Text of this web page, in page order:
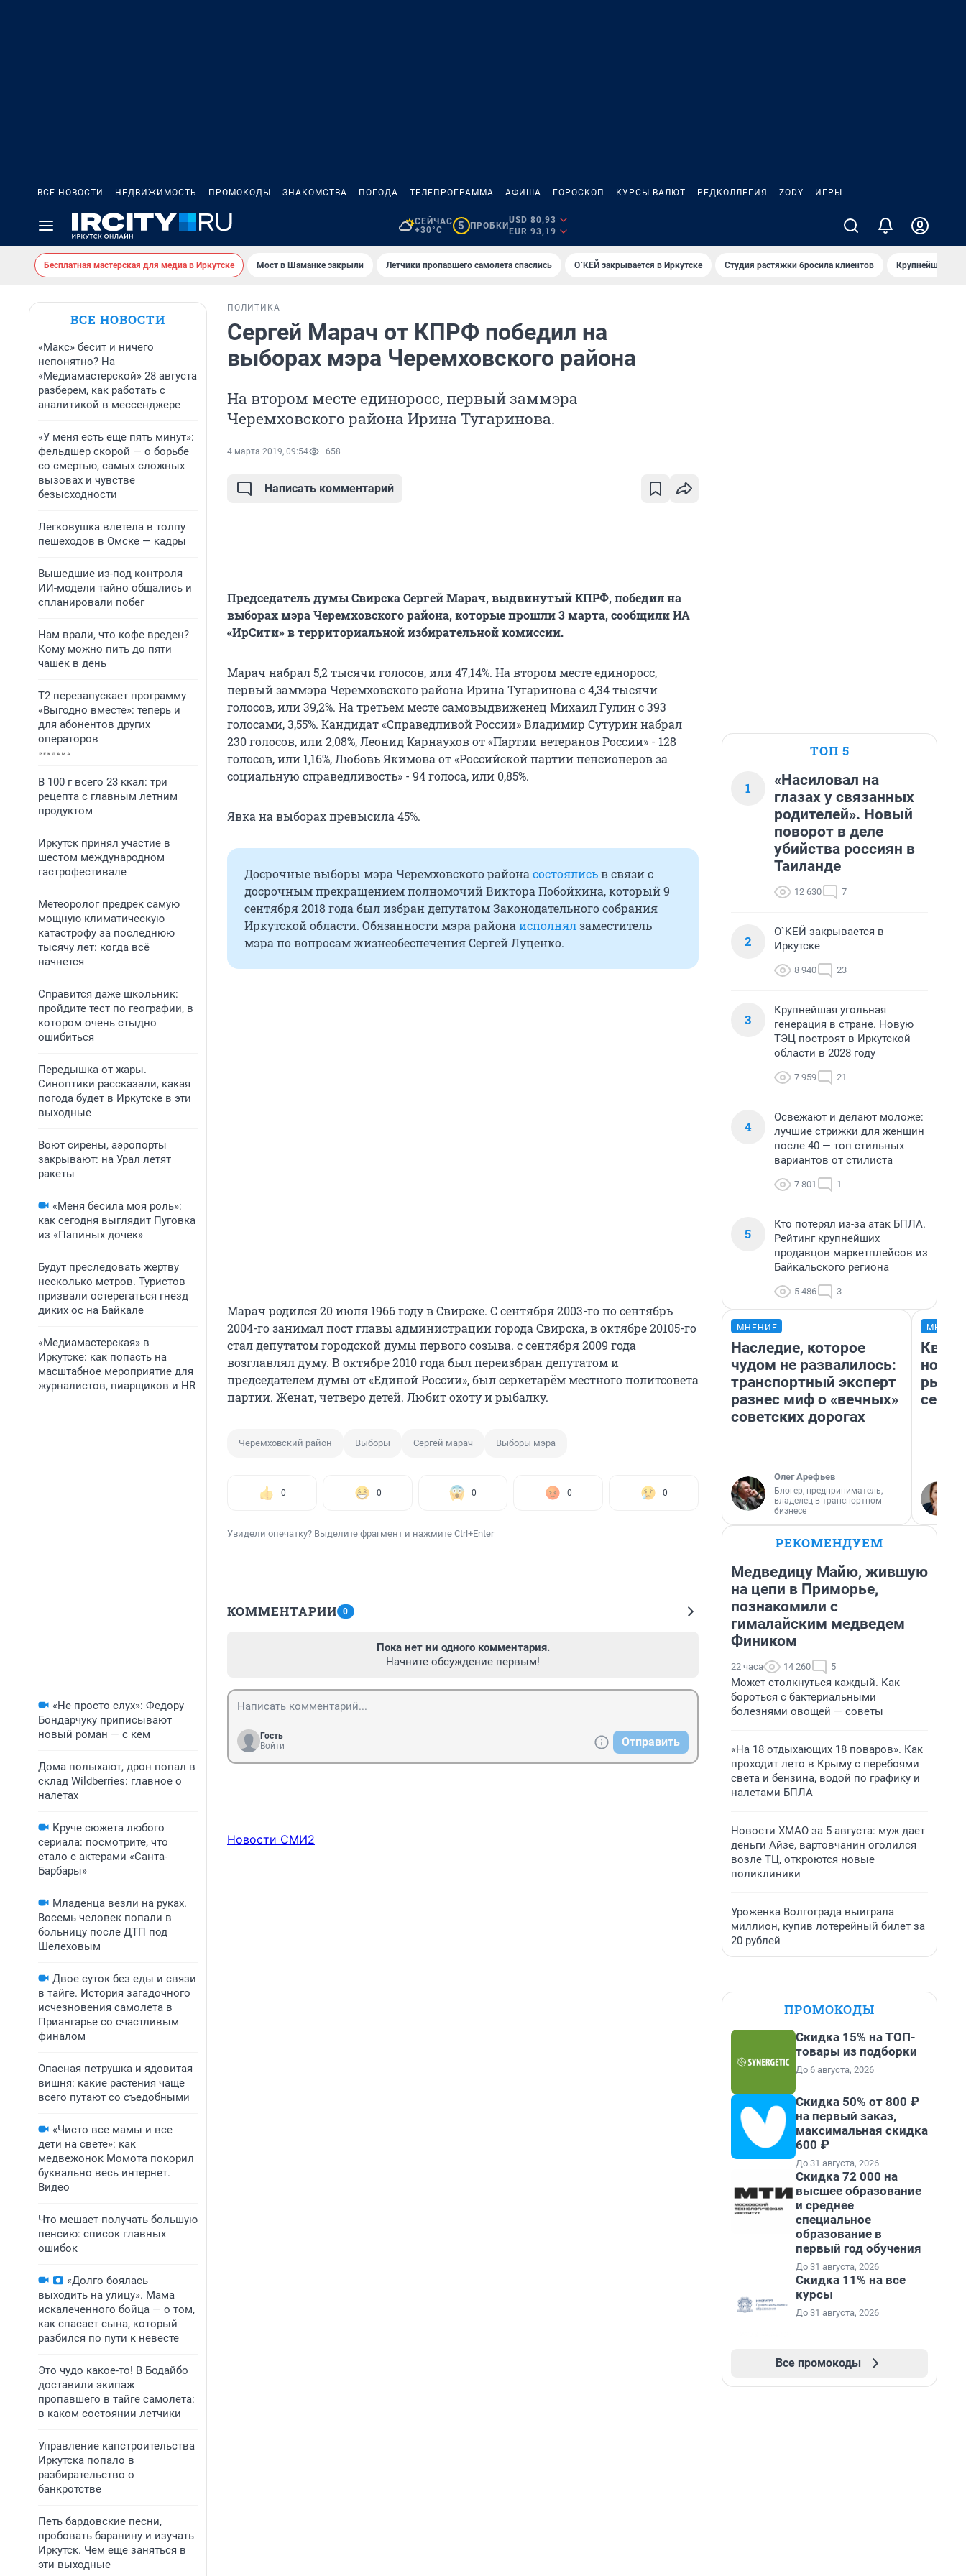
ВСЕ НОВОСТИ НЕДВИЖИМОСТЬ ПРОМОКОДЫ ЗНАКОМСТВА ПОГОДА ТЕЛЕПРОГРАММА АФИША ГОРОСКОП КУРСЫ ВАЛЮТ РЕДКОЛЛЕГИЯ ZODY ИГРЫ
СЕЙЧАС
+30°C
5 ПРОБКИ
USD 80,93
EUR 93,19
Бесплатная мастерская для медиа в Иркутске Мост в Шаманке закрыли Летчики пропавшего самолета спаслись О`КЕЙ закрывается в Иркутске Студия растяжки бросила клиентов Крупнейшие
ВСЕ НОВОСТИ
«Макс» бесит и ничего
непонятно? На
«Медиамастерской» 28 августа
разберем, как работать с
аналитикой в мессенджере
«У меня есть еще пять минут»:
фельдшер скорой — о борьбе
со смертью, самых сложных
вызовах и чувстве
безысходности
Легковушка влетела в толпу
пешеходов в Омске — кадры
Вышедшие из-под контроля
ИИ-модели тайно общались и
спланировали побег
Нам врали, что кофе вреден?
Кому можно пить до пяти
чашек в день
Т2 перезапускает программу
«Выгодно вместе»: теперь и
для абонентов других
операторов
В 100 г всего 23 ккал: три
рецепта с главным летним
продуктом
Иркутск принял участие в
шестом международном
гастрофестивале
Метеоролог предрек самую
мощную климатическую
катастрофу за последнюю
тысячу лет: когда всё
начнется
Справится даже школьник:
пройдите тест по географии, в
котором очень стыдно
ошибиться
Передышка от жары.
Синоптики рассказали, какая
погода будет в Иркутске в эти
выходные
Воют сирены, аэропорты
закрывают: на Урал летят
ракеты
«Меня бесила моя роль»:
как сегодня выглядит Пуговка
из «Папиных дочек»
Будут преследовать жертву
несколько метров. Туристов
призвали остерегаться гнезд
диких ос на Байкале
«Медиамастерская» в
Иркутске: как попасть на
масштабное мероприятие для
журналистов, пиарщиков и HR
«Не просто слух»: Федору
Бондарчуку приписывают
новый роман — с кем
Дома полыхают, дрон попал в
склад Wildberries: главное о
налетах
Круче сюжета любого
сериала: посмотрите, что
стало с актерами «Санта-
Барбары»
Младенца везли на руках.
Восемь человек попали в
больницу после ДТП под
Шелеховым
Двое суток без еды и связи
в тайге. История загадочного
исчезновения самолета в
Приангарье со счастливым
финалом
Опасная петрушка и ядовитая
вишня: какие растения чаще
всего путают со съедобными
«Чисто все мамы и все
дети на свете»: как
медвежонок Момота покорил
буквально весь интернет.
Видео
Что мешает получать большую
пенсию: список главных
ошибок
«Долго боялась
выходить на улицу». Мама
искалеченного бойца — о том,
как спасает сына, который
разбился по пути к невесте
Это чудо какое-то! В Бодайбо
доставили экипаж
пропавшего в тайге самолета:
в каком состоянии летчики
Управление капстроительства
Иркутска попало в
разбирательство о
банкротстве
Петь бардовские песни,
пробовать баранину и изучать
Иркутск. Чем еще заняться в
эти выходные
ПОЛИТИКА
Сергей Марач от КПРФ победил на
выборах мэра Черемховского района
На втором месте единоросс, первый заммэра
Черемховского района Ирина Тугаринова.
4 марта 2019, 09:54 658
Написать комментарий
Председатель думы Свирска Сергей Марач, выдвинутый КПРФ, победил на
выборах мэра Черемховского района, которые прошли 3 марта, сообщили ИА
«ИрСити» в территориальной избирательной комиссии.
Марач набрал 5,2 тысячи голосов, или 47,14%. На втором месте единоросс,
первый заммэра Черемховского района Ирина Тугаринова с 4,34 тысячи
голосов, или 39,2%. На третьем месте самовыдвиженец Михаил Гулин с 393
голосами, 3,55%. Кандидат «Справедливой России» Владимир Сутурин набрал
230 голосов, или 2,08%, Леонид Карнаухов от «Партии ветеранов России» - 128
голосов, или 1,16%, Любовь Якимова от «Российской партии пенсионеров за
социальную справедливость» - 94 голоса, или 0,85%.
Явка на выборах превысила 45%.
Досрочные выборы мэра Черемховского района состоялисьв связи с
досрочным прекращением полномочий Виктора Побойкина, который 9
сентября 2018 года был избран депутатом Законодательного собрания
Иркутской области. Обязанности мэра района исполнялзаместитель
мэра по вопросам жизнеобеспечения Сергей Луценко.
Марач родился 20 июля 1966 году в Свирске. С сентября 2003-го по сентябрь
2004-го занимал пост главы администрации города Свирска, в октябре 20105-го
стал депутатом городской думы первого созыва. с сентября 2009 года
возглавлял думу. В октябре 2010 года был переизбран депутатом и
председателем думы от «Единой России», был серкетарём местного политсовета
партии. Женат, четверо детей. Любит охоту и рыбалку.
Черемховский район Выборы Сергей марач Выборы мэра
0 0 0 0 0
Увидели опечатку? Выделите фрагмент и нажмите Ctrl+Enter
КОММЕНТАРИИ 0
Пока нет ни одного комментария.
Начните обсуждение первым!
Гость
Войти
Отправить
Новости СМИ2
ТОП 5
1
«Насиловал на
глазах у связанных
родителей». Новый
поворот в деле
убийства россиян в
Таиланде
12 630 7
2
О`КЕЙ закрывается в
Иркутске
8 940 23
3
Крупнейшая угольная
генерация в стране. Новую
ТЭЦ построят в Иркутской
области в 2028 году
7 959 21
4
Освежают и делают моложе:
лучшие стрижки для женщин
после 40 — топ стильных
вариантов от стилиста
7 801 1
5
Кто потерял из-за атак БПЛА.
Рейтинг крупнейших
продавцов маркетплейсов из
Байкальского региона
5 486 3
МНЕНИЕ
Наследие, которое
чудом не развалилось:
транспортный эксперт
разнес миф о «вечных»
советских дорогах
Олег Арефьев
Блогер, предприниматель,
владелец в транспортном
бизнесе
но
РЕКОМЕНДУЕМ
Медведицу Майю, жившую
на цепи в Приморье,
познакомили с
гималайским медведем
Фиником
22 часа 14 260 5
Может столкнуться каждый. Как
бороться с бактериальными
болезнями овощей — советы
«На 18 отдыхающих 18 поваров». Как
проходит лето в Крыму с перебоями
света и бензина, водой по графику и
налетами БПЛА
Новости ХМАО за 5 августа: муж дает
деньги Айзе, вартовчанин оголился
возле ТЦ, откроются новые
поликлиники
Уроженка Волгограда выиграла
миллион, купив лотерейный билет за
20 рублей
ПРОМОКОДЫ
Скидка 15% на ТОП-
товары из подборки
До 6 августа, 2026
Скидка 50% от 800 ₽
на первый заказ,
максимальная скидка
600 ₽
До 31 августа, 2026
Скидка 72 000 на
высшее образование
и среднее
специальное
образование в
первый год обучения
До 31 августа, 2026
Скидка 11% на все
курсы
До 31 августа, 2026
Все промокоды